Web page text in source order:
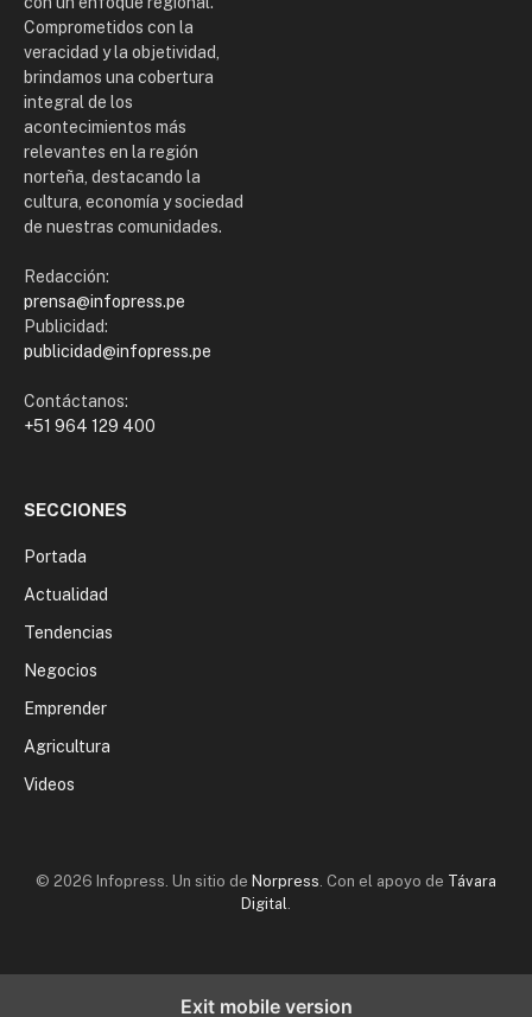
Comprometidos con la
veracidad y la objetividad,
brindamos una cobertura
integral de los
acontecimientos más
relevantes en la región
norteña, destacando la
cultura, economía y sociedad
de nuestras comunidades.
Redacción:
prensa@infopress.pe
Publicidad:
publicidad@infopress.pe
Contáctanos:
+51 964 129 400
SECCIONES
Portada
Actualidad
Tendencias
Negocios
Emprender
Agricultura
Videos
© 2026 Infopress. Un sitio de Norpress . Con el apoyo de Távara
Digital
Exit mobile version